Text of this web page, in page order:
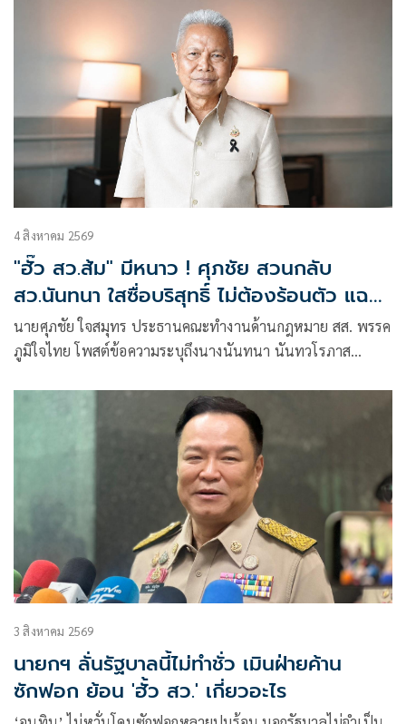
4 สิงหาคม 2569
"ฮั๊ว สว.ส้ม" มีหนาว ! ศุภชัย สวนกลับ
สว.นันทนา ใสซื่อบริสุทธิ์ ไม่ต้องร้อนตัว แฉ
เรียกประชุม สว.ส้ม ณ.ห้องจูปิเตอร์
เมืองทองธานี ไม่ได้แชร์ค่าใช้จ่านกัน เพรามี
นายศุภชัย ใจสมุทร ประธานคณะทำงานด้านกฎหมาย สส. พรรค
ภูมิใจไทย โพสต์ข้อความระบุถึงนางนันทนา นันทวโรภาส
พฤติกรรม จัดประชุมผู้สมัคร สว.ส้ม ที่ห้องจูปิเตอร์ เมืองทองธานี
3 สิงหาคม 2569
นายกฯ ลั่นรัฐบาลนี้ไม่ทำชั่ว เมินฝ่ายค้าน
ซักฟอก ย้อน 'ฮั้ว สว.' เกี่ยวอะไร